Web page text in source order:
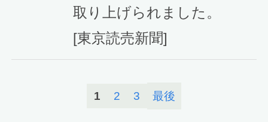
取り上げられました。
[東京読売新聞]
1 2 3 最後